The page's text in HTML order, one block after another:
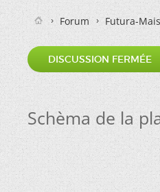
Forum Futura-
DISCUSSION FERMÉE
Schèma de la